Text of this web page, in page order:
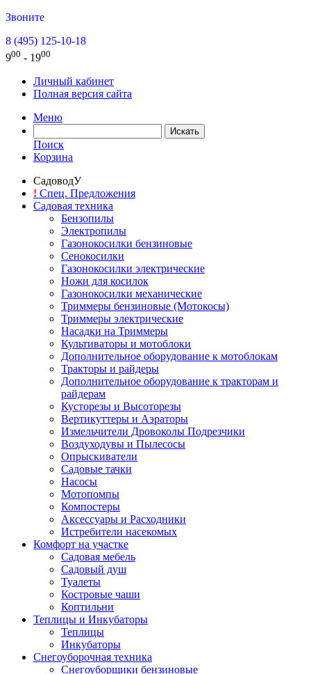
Звоните
8 (495) 125-10-18
900 - 1900
Личный кабинет
Полная версия сайта
Меню
Поиск
Корзина
СадоводУ
! Спец. Предложения
Садовая техника
Бензопилы
Электропилы
Газонокосилки бензиновые
Сенокосилки
Газонокосилки электрические
Ножи для косилок
Газонокосилки механические
Триммеры бензиновые (Мотокосы)
Триммеры электрические
Насадки на Триммеры
Культиваторы и мотоблоки
Дополнительное оборудование к мотоблокам
Тракторы и райдеры
Дополнительное оборудование к тракторам и
райдерам
Кусторезы и Высоторезы
Вертикуттеры и Аэраторы
Измельчители Дровоколы Подрезчики
Воздуходувы и Пылесосы
Опрыскиватели
Садовые тачки
Насосы
Мотопомпы
Компостеры
Аксессуары и Расходники
Истребители насекомых
Комфорт на участке
Садовая мебель
Садовый душ
Туалеты
Костровые чаши
Коптильни
Теплицы и Инкубаторы
Теплицы
Инкубаторы
Снегоуборочная техника
Снегоуборщики бензиновые